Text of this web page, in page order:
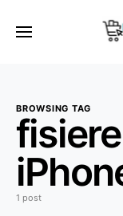
BROWSING TAG
1 post